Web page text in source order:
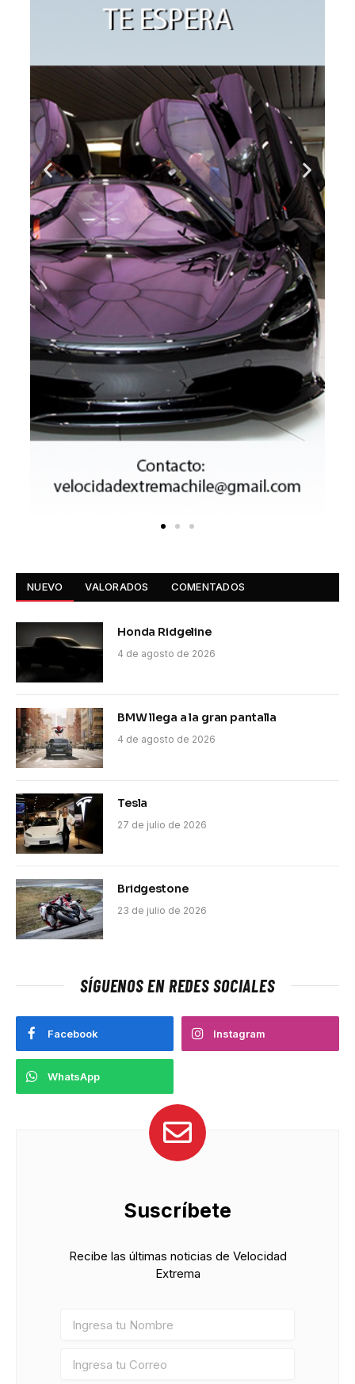
NUEVO VALORADOS COMENTADOS
Honda Ridgeline
4 de agosto de 2026
BMW llega a la gran pantalla
4 de agosto de 2026
Tesla
27 de julio de 2026
Bridgestone
23 de julio de 2026
SÍGUENOS EN REDES SOCIALES
Facebook Instagram
WhatsApp
Suscríbete
Recibe las últimas noticias de Velocidad
Extrema